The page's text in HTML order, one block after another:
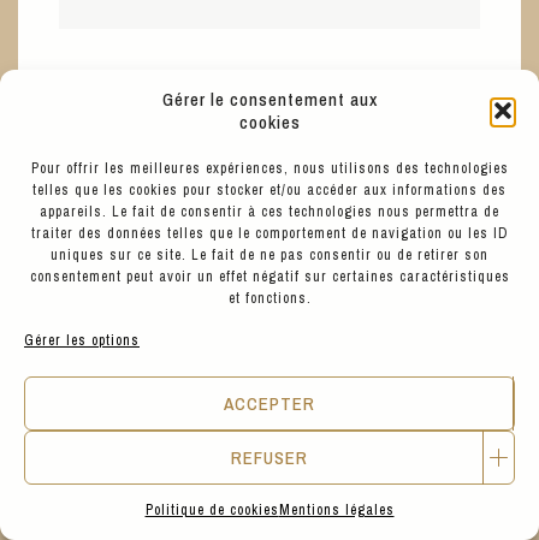
Gérer le consentement aux
cookies
Pour offrir les meilleures expériences, nous utilisons des technologies
telles que les cookies pour stocker et/ou accéder aux informations des
appareils. Le fait de consentir à ces technologies nous permettra de
traiter des données telles que le comportement de navigation ou les ID
uniques sur ce site. Le fait de ne pas consentir ou de retirer son
consentement peut avoir un effet négatif sur certaines caractéristiques
et fonctions.
Gérer les options
ACCEPTER
REFUSER
Politique de cookiesMentions légales
€
JEU DE 7 FAMILLES "SUPER ARTISTES"
KIDS CORNER